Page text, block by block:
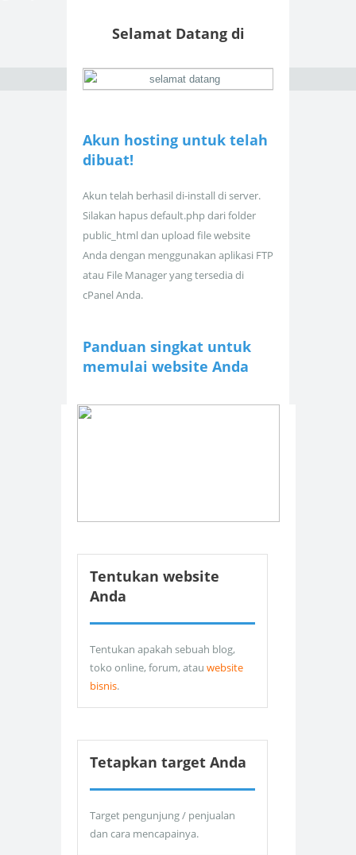
Selamat Datang di
Akun hosting untuk telah
dibuat!
Akun telah berhasil di-install di server.
Silakan hapus default.php dari folder
public_html dan upload file website
Anda dengan menggunakan aplikasi FTP
atau File Manager yang tersedia di
cPanel Anda.
Panduan singkat untuk
memulai website Anda
Tentukan website
Anda
Tentukan apakah sebuah blog,
toko online, forum, atau website
bisnis.
Tetapkan target Anda
Target pengunjung / penjualan
dan cara mencapainya.